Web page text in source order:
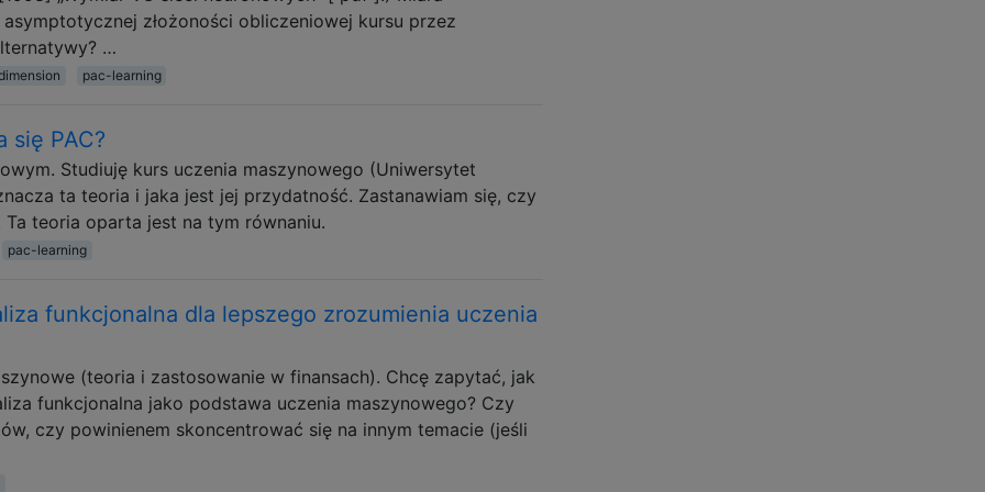
asymptotycznej złożoności obliczeniowej kursu przez
…
pac-learning
się PAC?
Studiuję kurs uczenia maszynowego (Uniwersytet
ta teoria i jaka jest jej przydatność. Zastanawiam się, czy
teoria oparta jest na tym równaniu.
pac-learning
funkcjonalna dla lepszego zrozumienia uczenia
(teoria i zastosowanie w finansach). Chcę zapytać, jak
funkcjonalna jako podstawa uczenia maszynowego? Czy
czy powinienem skoncentrować się na innym temacie (jeśli